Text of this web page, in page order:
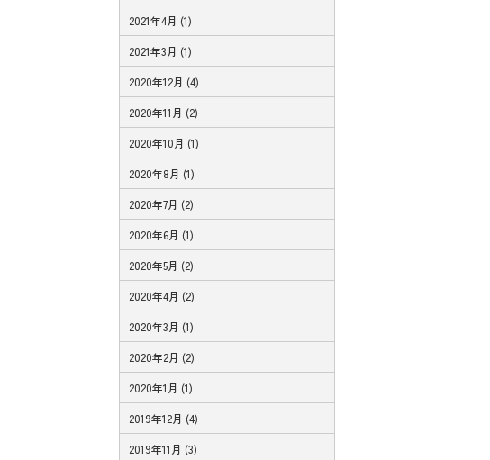
2021年4月 (1)
2021年3月 (1)
2020年12月 (4)
2020年11月 (2)
2020年10月 (1)
2020年8月 (1)
2020年7月 (2)
2020年6月 (1)
2020年5月 (2)
2020年4月 (2)
2020年3月 (1)
2020年2月 (2)
2020年1月 (1)
2019年12月 (4)
2019年11月 (3)